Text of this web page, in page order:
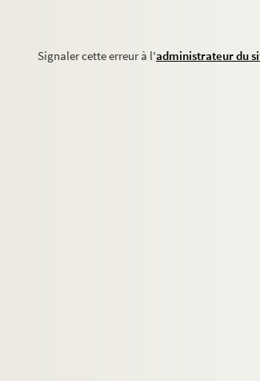
Signaler cette erreur à l'administrateur du